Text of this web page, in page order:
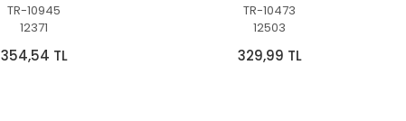
TR-10945
12371
354,54 TL
TR-10473
12503
329,99 TL